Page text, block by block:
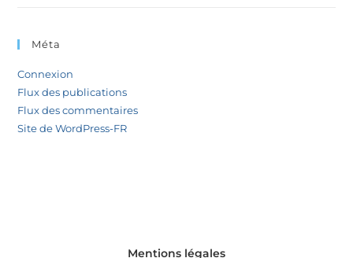
Méta
Connexion
Flux des publications
Flux des commentaires
Site de WordPress-FR
Mentions légales